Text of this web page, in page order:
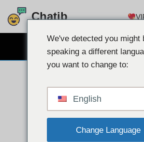
Preskoči
Chatib
We've detected you might
speaking a different
you want to change to:
English
Change Language